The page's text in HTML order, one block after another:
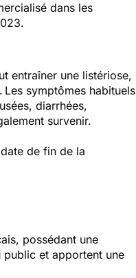
dans les
entraîner une listériose,
Les symptômes habituels
diarrhées,
survenir.
de fin de la
possédant une
et apportent une